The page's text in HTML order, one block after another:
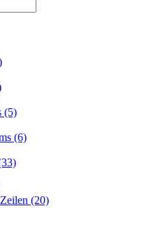
(5)
(6)
(20)